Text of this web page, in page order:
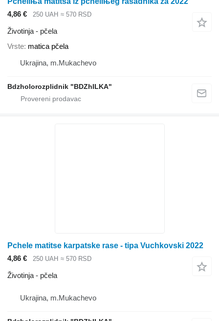
4,86 €
250 UAH ≈ 570 RSD
Životinja - pčela
Vrste matica pčela
Ukrajina, m.Mukachevo
Bdzholorozplidnik "BDZhILKA"
Pchele matitse karpatske rase - tipa Vuchkovski 2022
4,86 €
250 UAH ≈ 570 RSD
Životinja - pčela
Ukrajina, m.Mukachevo